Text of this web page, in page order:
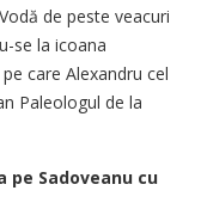
de peste veacuri
se la icoana
care Alexandru cel
Paleologul de la
pe Sadoveanu cu